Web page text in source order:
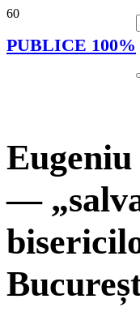
PUBLICE 100%
—